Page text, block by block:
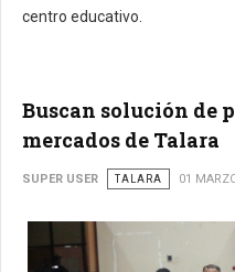
centro educativo.
Buscan solución de
mercados de Talara
SUPER USER TALARA 01